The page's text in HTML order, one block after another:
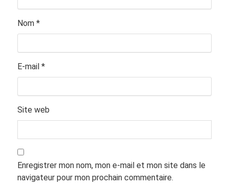
Nom *
E-mail *
Site web
Enregistrer mon nom, mon e-mail et mon site dans le
navigateur pour mon prochain commentaire.